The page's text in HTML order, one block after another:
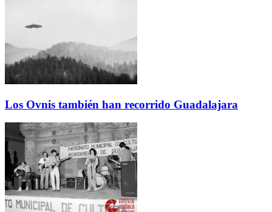
Los Ovnis también han recorrido Guadalajara